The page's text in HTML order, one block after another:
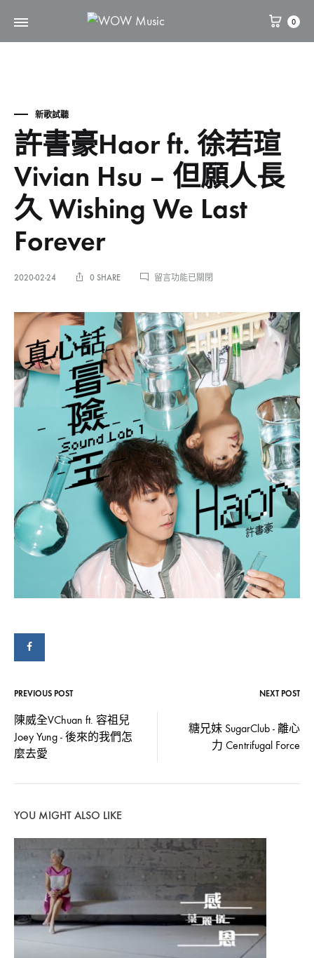
WOW
維
0
新歌試聽
許書豪Haor ft. 徐若瑄
Vivian Hsu – 但願人長
久 Wishing We Last
Forever
2020-02-24 0 SHARE
在
豪
HAOR
FT.
徐
若
瑄
VIVIAN
HSU
但
願
人
長
久
WISHING
WE
LAST
FOREVER〉
中
留言功能已關閉
許
書
豪
Haor
若
瑄
Vivian
–
但
願
人
長
久
Wishing
We
Last
Forever
Post
navigation
PREVIOUS POST NEXT POST
陳威全VChuan ft. 容祖兒
Joey Yung - 後來的我們怎
麼去愛
糖兄妹 SugarClub - 離心
力 Centrifugal Force
YOU MIGHT ALSO LIKE